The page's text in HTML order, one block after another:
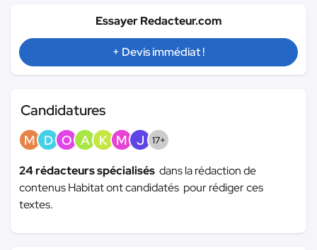
Essayer Redacteur.com
+ Devis immédiat !
Candidatures
M D O A K M J 17+
24 rédacteurs spécialisés dans la rédaction de
contenus Habitat ont candidatés pour rédiger ces
textes.